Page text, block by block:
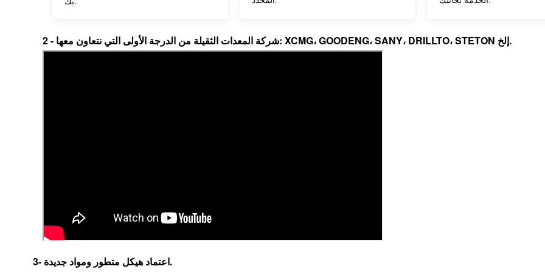
2 - شركة المعدات الثقيلة من الدرجة الأولى التي نتعاون معها: XCMG، GOODENG، SANY، DRILLTO، STETON إلخ.
3- اعتماد هيكل متطور ومواد جديدة.